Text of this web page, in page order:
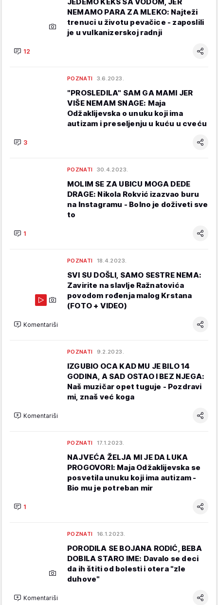
NEMAMO PARA ZA MLEKO: Najteži
trenuci u životu pevačice - zaposlili
je u vulkanizerskoj radnji
12
POZNATI 3.6.2023.
"PROSLEDILA" SAM GA MAMI JER
VIŠE NEMAM SNAGE: Maja
Odžaklijevska o unuku koji ima
autizam i preseljenju u kuću u cveću
3
POZNATI 30.4.2023.
MOLIM SE ZA UBICU MOGA DEDE
DRAGE: Nikola Rokvić izazvao buru
na Instagramu - Bolno je doživeti sve
to
1
POZNATI 18.4.2023.
SVI SU DOŠLI, SAMO SESTRE NEMA:
Zavirite na slavlje Ražnatovića
povodom rođenja malog Krstana
(FOTO + VIDEO)
Komentariši
POZNATI 9.2.2023.
IZGUBIO OCA KAD MU JE BILO 14
GODINA, A SAD OSTAO I BEZ NJEGA:
Naš muzičar opet tuguje - Pozdravi
mi, znaš već koga
Komentariši
POZNATI 17.1.2023.
NAJVEĆA ŽELJA MI JE DA LUKA
PROGOVORI: Maja Odžaklijevska se
posvetila unuku koji ima autizam -
Bio mu je potreban mir
1
POZNATI 16.1.2023.
PORODILA SE BOJANA RODIĆ, BEBA
DOBILA STARO IME: Davalo se deci
da ih štiti od bolesti i otera "zle
duhove"
Komentariši